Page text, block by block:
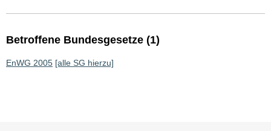
Betroffene Bundesgesetze (1)
EnWG 2005 [alle SG hierzu]